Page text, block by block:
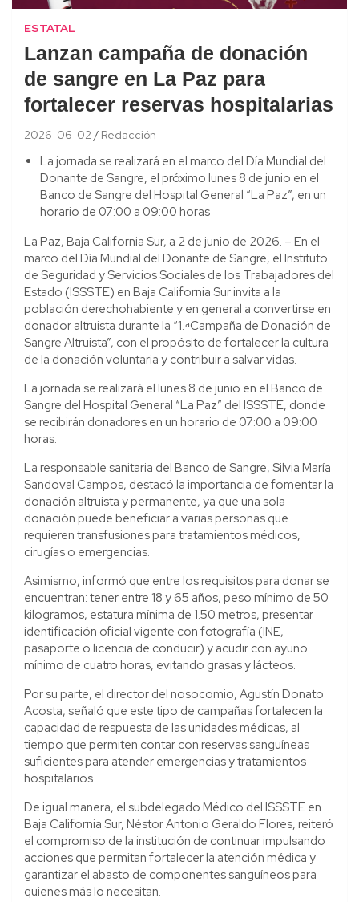
ESTATAL
Lanzan campaña de donación
de sangre en La Paz para
fortalecer reservas hospitalarias
2026-06-02 Redacción
La jornada se realizará en el marco del Día Mundial del
Donante de Sangre, el próximo lunes 8 de junio en el
Banco de Sangre del Hospital General “La Paz”, en un
horario de 07:00 a 09:00 horas
La Paz, Baja California Sur, a 2 de junio de 2026. – En el
marco del Día Mundial del Donante de Sangre, el Instituto
de Seguridad y Servicios Sociales de los Trabajadores del
Estado (ISSSTE) en Baja California Sur invita a la
población derechohabiente y en general a convertirse en
donador altruista durante la “1. ͣ Campaña de Donación de
Sangre Altruista”, con el propósito de fortalecer la cultura
de la donación voluntaria y contribuir a salvar vidas.
La jornada se realizará el lunes 8 de junio en el Banco de
Sangre del Hospital General “La Paz” del ISSSTE, donde
se recibirán donadores en un horario de 07:00 a 09:00
horas.
La responsable sanitaria del Banco de Sangre, Silvia María
Sandoval Campos, destacó la importancia de fomentar la
donación altruista y permanente, ya que una sola
donación puede beneficiar a varias personas que
requieren transfusiones para tratamientos médicos,
cirugías o emergencias.
Asimismo, informó que entre los requisitos para donar se
encuentran: tener entre 18 y 65 años, peso mínimo de 50
kilogramos, estatura mínima de 1.50 metros, presentar
identificación oficial vigente con fotografía (INE,
pasaporte o licencia de conducir) y acudir con ayuno
mínimo de cuatro horas, evitando grasas y lácteos.
Por su parte, el director del nosocomio, Agustín Donato
Acosta, señaló que este tipo de campañas fortalecen la
capacidad de respuesta de las unidades médicas, al
tiempo que permiten contar con reservas sanguíneas
suficientes para atender emergencias y tratamientos
hospitalarios.
De igual manera, el subdelegado Médico del ISSSTE en
Baja California Sur, Néstor Antonio Geraldo Flores, reiteró
el compromiso de la institución de continuar impulsando
acciones que permitan fortalecer la atención médica y
garantizar el abasto de componentes sanguíneos para
quienes más lo necesitan.